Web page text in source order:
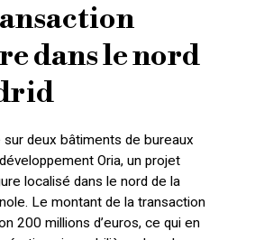
dans le nord
sur deux bâtiments de bureaux
Oria, un projet
localisé dans le nord de la
Le montant de la transaction
200 millions d’euros, ce qui en